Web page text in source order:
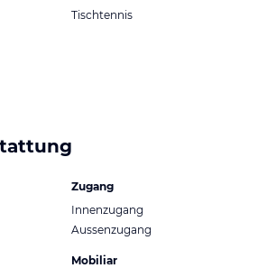
Tischtennis
Zugang
Innenzugang
Aussenzugang
Mobiliar